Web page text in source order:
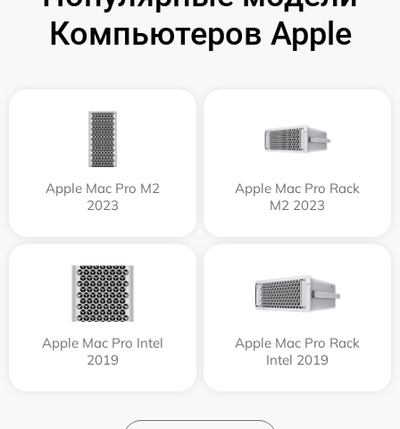
Компьютеров Apple
Apple Mac Pro M2
2023
Apple Mac Pro Rack
M2 2023
Apple Mac Pro Intel
2019
Apple Mac Pro Rack
Intel 2019